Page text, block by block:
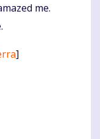
me.
]